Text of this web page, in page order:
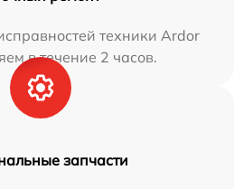
техники Ardor
в течение 2 часов.
запчасти